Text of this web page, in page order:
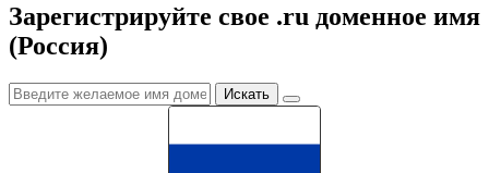
Зарегистрируйте свое .ru доменное имя
(Россия)